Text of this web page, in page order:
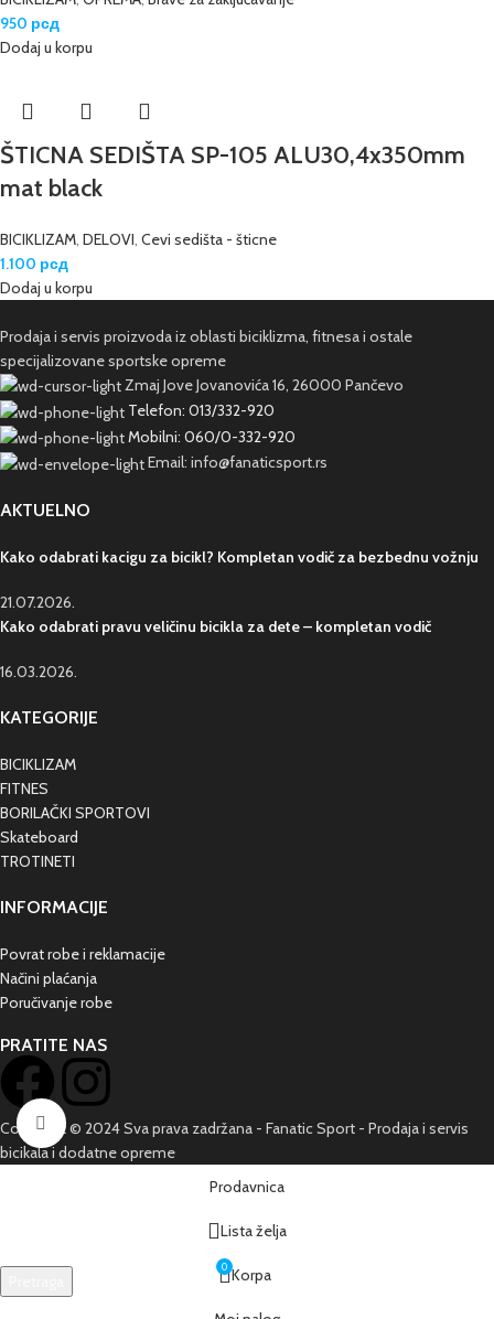
Kliknite da poveća sliku
950 рсд
Dodaj u korpu
ŠTICNA SEDIŠTA SP-105 ALU30,4x350mm
mat black
BICIKLIZAM DELOVI Cevi sedišta - šticne
1.100 рсд
Dodaj u korpu
Prodaja i servis proizvoda iz oblasti biciklizma, fitnesa i ostale
specijalizovane sportske opreme
Zmaj Jove Jovanovića 16, 26000 Pančevo
Telefon: 013/332-920
Mobilni: 060/0-332-920
Email: info@fanaticsport.rs
AKTUELNO
Kako odabrati kacigu za bicikl? Kompletan vodič za bezbednu vožnju
21.07.2026.
Kako odabrati pravu veličinu bicikla za dete – kompletan vodič
16.03.2026.
KATEGORIJE
BICIKLIZAM
FITNES
BORILAČKI SPORTOVI
Skateboard
TROTINETI
INFORMACIJE
Povrat robe i reklamacije
Načini plaćanja
Poručivanje robe
PRATITE NAS
Copyright © 2024 Sva prava zadržana - Fanatic Sport - Prodaja i servis
bicikala i dodatne opreme
Počnite da kucate da se prikažu proizvodi koje tražite.
Prodavnica
Lista želja
0 Korpa